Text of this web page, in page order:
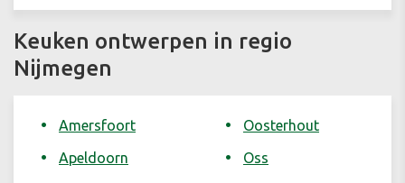
Keuken ontwerpen in regio
Nijmegen
Amersfoort
Apeldoorn
Oosterhout
Oss